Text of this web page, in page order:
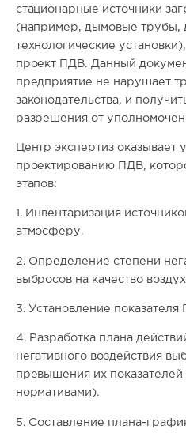
стационарные источники
(например, дымовые трубы,
технологические
проект ПДВ. Данный
предприятие не нарушает
законодательства, и
разрешения от
Центр экспертиз оказывает
проектированию ПДВ,
этапов:
1. Инвентаризация
атмосферу.
2. Определение степени
выбросов на качество
3. Установление показателя
4. Разработка плана
негативного воздействия
превышения их
нормативами).
5. Составление плана-